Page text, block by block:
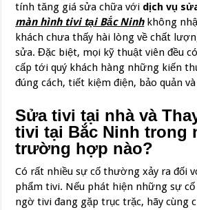
tính tăng giá sửa chữa với dịch vụ
màn hình tivi tại Bắc Ninhkhông
khách chưa thấy hài lòng về chất
sửa. Đặc biệt, mọi kỹ thuật viên đều
cấp tới quý khách hàng những kiến
đúng cách, tiết kiệm điện, bảo quản
Sửa tivi tại nhà và
tivi tại Bắc Ninh trong
trường hợp nào?
Có rất nhiều sự cố thường xảy ra đối
phẩm tivi. Nếu phát hiện những sự
ngờ tivi đang gặp trục trặc, hãy cùng